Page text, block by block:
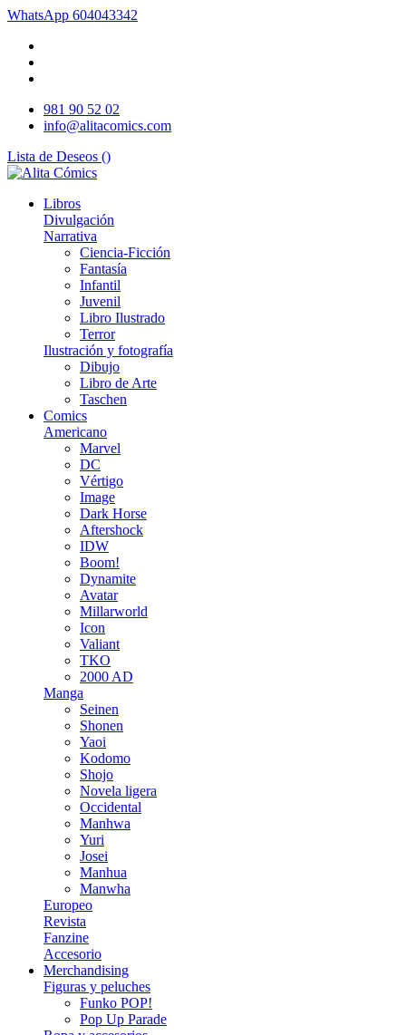
WhatsApp 604043342
981 90 52 02
info@alitacomics.com
Lista de Deseos ()
Libros
Divulgación
Narrativa
Ciencia-Ficción
Fantasía
Infantil
Juvenil
Libro Ilustrado
Terror
Ilustración y fotografía
Dibujo
Libro de Arte
Taschen
Comics
Americano
Marvel
DC
Vértigo
Image
Dark Horse
Aftershock
IDW
Boom!
Dynamite
Avatar
Millarworld
Icon
Valiant
TKO
2000 AD
Manga
Seinen
Shonen
Yaoi
Kodomo
Shojo
Novela ligera
Occidental
Manhwa
Yuri
Josei
Manhua
Manwha
Europeo
Revista
Fanzine
Accesorio
Merchandising
Figuras y peluches
Funko POP!
Pop Up Parade